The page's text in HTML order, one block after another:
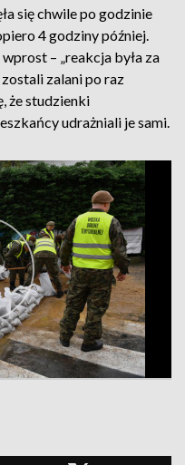
się chwile po godzinie
4 godziny później.
– „reakcja była za
zalani po raz
że studzienki
udrażniali je sami.